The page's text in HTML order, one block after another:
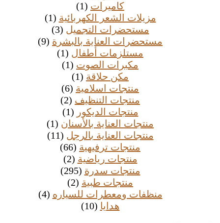
كاميرات (1)
مزيلات الشعر الكهربائية (1)
مستحضرات التجميل (3)
مستحضرات العناية بالبشرة (9)
مستلزمات أطفال (1)
مكبرات الصوت (1)
مكن حلاقة (1)
منتجات اسلامية (6)
منتجات التنظيف (2)
منتجات الديكور (1)
منتجات العناية بالأسنان (1)
منتجات العناية بالرجل (11)
منتجات ترفيهية (66)
منتجات رياضية (2)
منتجات سدرة (295)
منتجات طبية (2)
منظفات ومعطرات للسياره (4)
هدايا (10)